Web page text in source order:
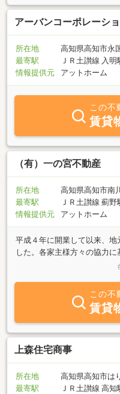
貸店舗多数有ります。◎戸建
用アパートも取り扱っていま
アーバンコーポレーショ
所在地
高知県高知市永
最寄駅
ＪＲ土讃線 入明
情報提供元
アットホーム
この不
賃貸
（有）一の宮不動産
所在地
高知県高知市南
最寄駅
ＪＲ土讃線 薊
情報提供元
アットホーム
平成４年に開業して以来、地
した。各家主様方々の協力
に相談にのれ、且つ、一の
この不
賃貸
上森住宅商事
所在地
高知県高知市は
最寄駅
ＪＲ土讃線 高知